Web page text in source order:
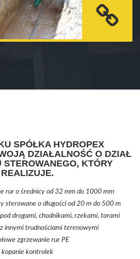
SPÓŁKA HYDROPEX
DZIAŁALNOŚĆ O DZIAŁ
STEROWANEGO, KTÓRY
REALIZUJE.
rur o średnicy od 32 mm do 1000 mm
sterowane o długości od 20 m do 500 m
drogami, chodnikami, rzekami, torami
innymi trudnościami terenowymi
zgrzewanie rur PE
kopanie kontrolek